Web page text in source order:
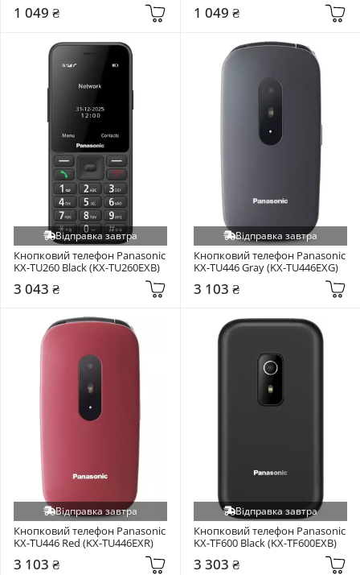
1 049 ₴ 1 049 ₴
Відправка завтра
Кнопковий телефон Panasonic
KX-TU260 Black (KX-TU260EXB)
3 043 ₴
Відправка завтра
Кнопковий телефон Panasonic
KX-TU446 Gray (KX-TU446EXG)
3 103 ₴
Відправка завтра
Кнопковий телефон Panasonic
KX-TU446 Red (KX-TU446EXR)
3 103 ₴
Відправка завтра
Кнопковий телефон Panasonic
KX-TF600 Black (KX-TF600EXB)
3 303 ₴